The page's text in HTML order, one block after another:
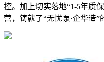
控。加上切实落地“1-5年质
营，铸就了“无忧泵·企华造”